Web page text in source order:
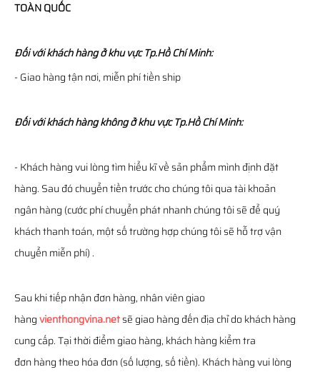
TOÀN QUỐC
Đối với khách hàng ở khu vực Tp.Hồ Chí Minh:
- Giao hàng tận nơi, miễn phí tiền ship
Đối với khách hàng không ở khu vực Tp.Hồ Chí Minh:
- Khách hàng vui lòng tìm hiểu kĩ về sản phẩm mình định đặt
hàng. Sau đó chuyển tiền trước cho chúng tôi qua tài khoản
ngân hàng (cước phí chuyển phát nhanh chúng tôi sẽ để quý
khách thanh toán, một số trường hợp chúng tôi sẽ hỗ trợ vận
chuyển miễn phí) .
Sau khi tiếp nhận đơn hàng, nhân viên giao
hàngvienthongvina.netsẽ giao hàng đến địa chỉ do khách hàng
cung cấp. Tại thời điểm giao hàng, khách hàng kiểm tra
đơn hàng theo hóa đơn (số lượng, số tiền). Khách hàng vui lòng